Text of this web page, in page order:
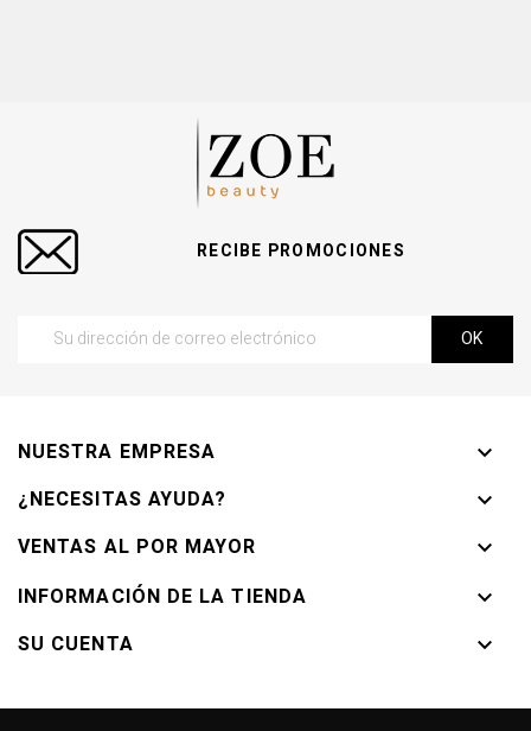
RECIBE PROMOCIONES
NUESTRA EMPRESA

¿NECESITAS AYUDA?

VENTAS AL POR MAYOR

INFORMACIÓN DE LA TIENDA

SU CUENTA
